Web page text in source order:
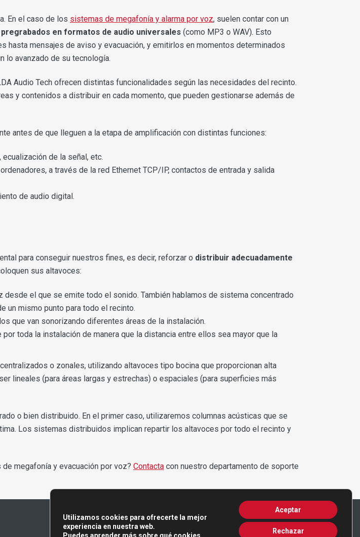
En el caso de los sistemas de megafonía y alarma por voz, suelen contar con un
en formatos de audio universales (como MP3 o WAV). Esto
mensajes de aviso y evacuación, y emitirlos en momentos determinados
lo avanzado de su tecnología.
Audio Tech ofrecen distintas funcionalidades según las necesidades del recinto.
y contenidos a distribuir en cada momento, que pueden gestionarse además de
antes de que lleguen a la etapa de amplificación con distintas funciones:
de la señal, etc.
a través de la red Ethernet TCP/IP, contactos de entrada y salida
de audio digital.
para conseguir nuestros fines, es decir, reforzar o distribuir adecuadamente
sus altavoces:
desde el que se emite todo el sonido. También hablamos de sistema concentrado
un mismo punto para todo el recinto.
que van sonorizando diferentes áreas de la instalación.
toda la instalación de manera que la distancia entre ellos sea mayor que la
o zonales, utilizando altavoces tipo bocina que proporcionan alta
lineales (para áreas largas y estrechas) o espaciales (para superficies más
o bien distribuido. En el primer caso, utilizaremos columnas acústicas que se
Los sistemas distribuidos implican repartir los altavoces por todo el recinto y
megafonía y evacuación por voz? Contacta con nuestro departamento de soporte
Utilizamos cookies para ofrecerte la mejor
experiencia en nuestra web.
Aceptar
Rechazar